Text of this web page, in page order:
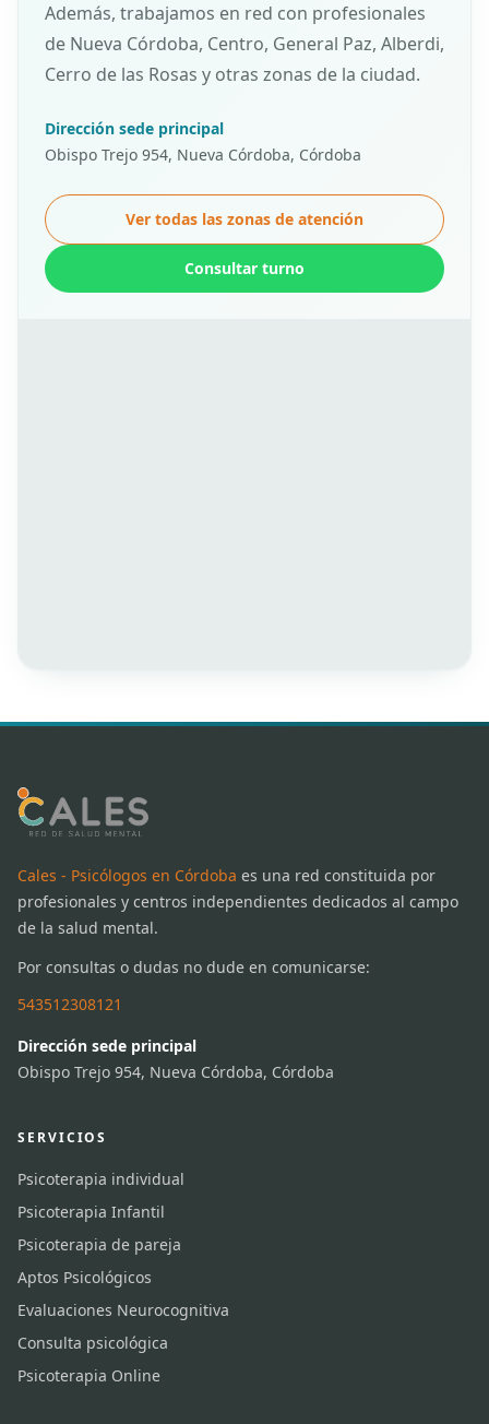
Además, trabajamos en red con profesionales
de Nueva Córdoba, Centro, General Paz, Alberdi,
Cerro de las Rosas y otras zonas de la ciudad.
Dirección sede principal
Obispo Trejo 954, Nueva Córdoba, Córdoba
Ver todas las zonas de atención
Consultar turno
Cales - Psicólogos en Córdoba es una red constituida por
profesionales y centros independientes dedicados al campo
de la salud mental.
Por consultas o dudas no dude en comunicarse:
543512308121
Dirección sede principal
Obispo Trejo 954, Nueva Córdoba, Córdoba
SERVICIOS
Psicoterapia individual
Psicoterapia Infantil
Psicoterapia de pareja
Aptos Psicológicos
Evaluaciones Neurocognitiva
Consulta psicológica
Psicoterapia Online